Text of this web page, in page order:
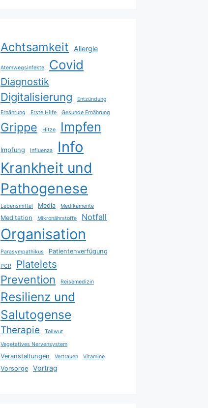
Achtsamkeit Allergie
Atemwegsinfekte Covid
Diagnostik
Digitalisierung Entzündung
Ernährung Erste Hilfe Gesunde Ernährung
Grippe Hitze Impfen
Impfung Influenza Info
Krankheit und
Pathogenese
Lebensmittel Media Medikamente
Meditation Mikronährstoffe Notfall
Organisation
Parasympathikus Patientenverfügung
PCR Platelets
Prevention Reisemedizin
Resilienz und
Salutogense
Therapie
Tollwut
Vegetatives Nervensystem
Veranstaltungen Vertrauen Vitamine
Vorsorge Vortrag